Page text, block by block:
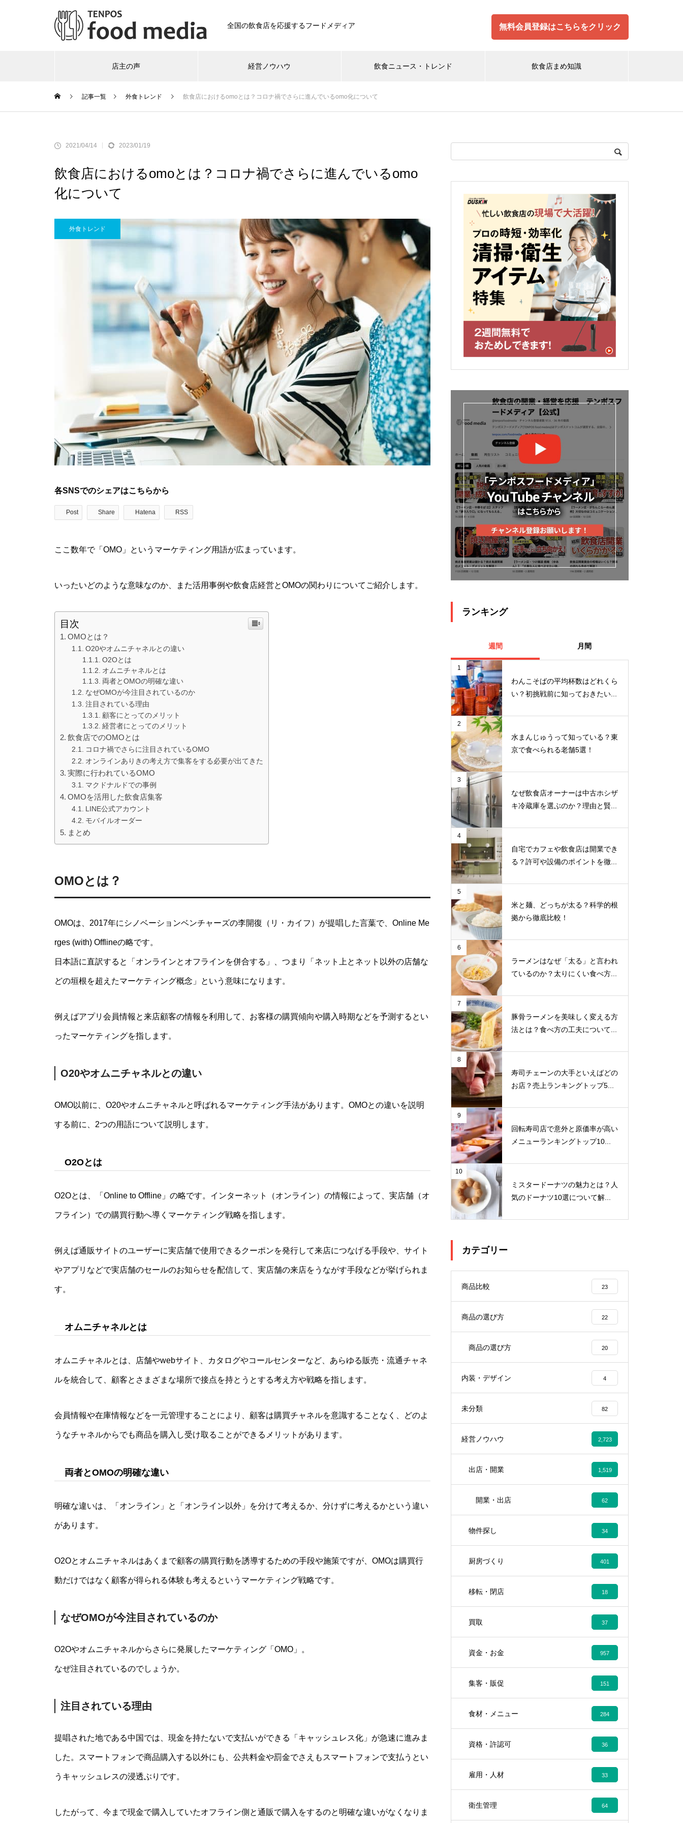
全国の飲食店を応援するフードメディア 無料会員登録はこちらをクリック
店主の声 経営ノウハウ 飲食ニュース・トレンド 飲食店まめ知識
記事一覧 外食トレンド 飲食店におけるomoとは？コロナ禍でさらに進んでいるomo化について
2021/04/14 2023/01/19
飲食店におけるomoとは？コロナ禍でさらに進んでいるomo
化について
外食トレンド
各SNSでのシェアはこちらから
Post Share Hatena RSS
ここ数年で「OMO」というマーケティング用語が広まっています。
いったいどのような意味なのか、また活用事例や飲食店経営とOMOの関わりについてご紹介します。
目次
OMOとは？
O20やオムニチャネルとの違い
O2Oとは
オムニチャネルとは
両者とOMOの明確な違い
なぜOMOが今注目されているのか
注目されている理由
顧客にとってのメリット
経営者にとってのメリット
飲食店でのOMOとは
コロナ禍でさらに注目されているOMO
オンラインありきの考え方で集客をする必要が出てきた
実際に行われているOMO
マクドナルドでの事例
OMOを活用した飲食店集客
LINE公式アカウント
モバイルオーダー
まとめ
OMOとは？
OMOは、2017年にシノベーションベンチャーズの李開復（リ・カイフ）が提唱した言葉で、Online Me
rges (with) Offlineの略です。
日本語に直訳すると「オンラインとオフラインを併合する」、つまり「ネット上とネット以外の店舗な
どの垣根を超えたマーケティング概念」という意味になります。
例えばアプリ会員情報と来店顧客の情報を利用して、お客様の購買傾向や購入時期などを予測するとい
ったマーケティングを指します。
O20やオムニチャネルとの違い
OMO以前に、O20やオムニチャネルと呼ばれるマーケティング手法があります。OMOとの違いを説明
する前に、2つの用語について説明します。
O2Oとは
O2Oとは、「Online to Offline」の略です。インターネット（オンライン）の情報によって、実店舗（オ
フライン）での購買行動へ導くマーケティング戦略を指します。
例えば通販サイトのユーザーに実店舗で使用できるクーポンを発行して来店につなげる手段や、サイト
やアプリなどで実店舗のセールのお知らせを配信して、実店舗の来店をうながす手段などが挙げられま
す。
オムニチャネルとは
オムニチャネルとは、店舗やwebサイト、カタログやコールセンターなど、あらゆる販売・流通チャネ
ルを統合して、顧客とさまざまな場所で接点を持とうとする考え方や戦略を指します。
会員情報や在庫情報などを一元管理することにより、顧客は購買チャネルを意識することなく、どのよ
うなチャネルからでも商品を購入し受け取ることができるメリットがあります。
両者とOMOの明確な違い
明確な違いは、「オンライン」と「オンライン以外」を分けて考えるか、分けずに考えるかという違い
があります。
O2Oとオムニチャネルはあくまで顧客の購買行動を誘導するための手段や施策ですが、OMOは購買行
動だけではなく顧客が得られる体験も考えるというマーケティング戦略です。
なぜOMOが今注目されているのか
O2Oやオムニチャネルからさらに発展したマーケティング「OMO」。
なぜ注目されているのでしょうか。
注目されている理由
提唱された地である中国では、現金を持たないで支払いができる「キャッシュレス化」が急速に進みま
した。スマートフォンで商品購入する以外にも、公共料金や罰金でさえもスマートフォンで支払うとい
うキャッシュレスの浸透ぶりです。
したがって、今まで現金で購入していたオフライン側と通販で購入をするのと明確な違いがなくなりま
ランキング
週間 月間
1
わんこそばの平均杯数はどれくら
い？初挑戦前に知っておきたい...
2
水まんじゅうって知っている？東
京で食べられる老舗5選！
3
なぜ飲食店オーナーは中古ホシザ
キ冷蔵庫を選ぶのか？理由と賢...
4
自宅でカフェや飲食店は開業でき
る？許可や設備のポイントを徹...
5
米と麺、どっちが太る？科学的根
拠から徹底比較！
6
ラーメンはなぜ「太る」と言われ
ているのか？太りにくい食べ方...
7
豚骨ラーメンを美味しく変える方
法とは？食べ方の工夫について...
8
寿司チェーンの大手といえばどの
お店？売上ランキングトップ5...
9
回転寿司店で意外と原価率が高い
メニューランキングトップ10...
10
ミスタードーナツの魅力とは？人
気のドーナツ10選について解...
カテゴリー
商品比較 23
商品の選び方 22
商品の選び方 20
内装・デザイン 4
未分類 82
経営ノウハウ 2,723
出店・開業 1,519
開業・出店 62
物件探し 34
厨房づくり 401
移転・閉店 18
買取 37
資金・お金 957
集客・販促 151
食材・メニュー 284
資格・許認可 36
雇用・人材 33
衛生管理 64